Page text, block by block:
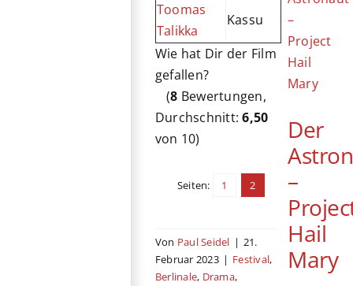
Toomas
Talikka
Kassu
Wie hat Dir der Film
gefallen?
(8 Bewertungen,
Durchschnitt:6,50
von 10)
Seiten: 1 2
Von Paul Seidel | 21.
Februar 2023 | Festival,
Berlinale, Drama,
Der
–
Hail
Mary